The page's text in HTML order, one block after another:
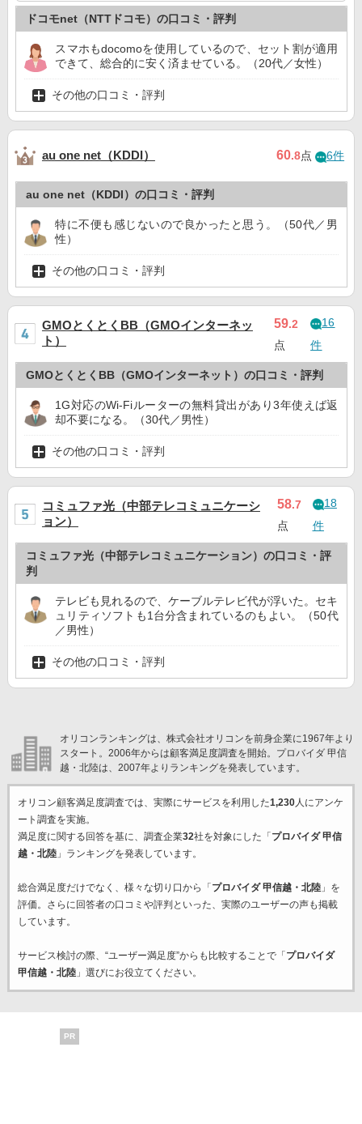
ドコモnet（NTTドコモ）の口コミ・評判
スマホもdocomoを使用しているので、セット割が適用
できて、総合的に安く済ませている。（20代／女性）
その他の口コミ・評判
au one net（KDDI） 60.8点 6件
au one net（KDDI）の口コミ・評判
特に不便も感じないので良かったと思う。（50代／男
性）
その他の口コミ・評判
GMOとくとくBB（GMOインターネッ
ト）
59.2
点
16
件
GMOとくとくBB（GMOインターネット）の口コミ・評判
1G対応のWi-Fiルーターの無料貸出があり3年使えば返
却不要になる。（30代／男性）
その他の口コミ・評判
コミュファ光（中部テレコミュニケーシ
ョン）
58.7
点
18
件
コミュファ光（中部テレコミュニケーション）の口コミ・評
判
テレビも見れるので、ケーブルテレビ代が浮いた。セキ
ュリティソフトも1台分含まれているのもよい。（50代
／男性）
その他の口コミ・評判
オリコンランキングは、株式会社オリコンを前身企業に1967年より
スタート。2006年からは顧客満足度調査を開始。プロバイダ 甲信
越・北陸は、2007年よりランキングを発表しています。
オリコン顧客満足度調査では、実際にサービスを利用した1,230人にアンケ
ート調査を実施。
満足度に関する回答を基に、調査企業32社を対象にした「 プロバイダ 甲信
越・北陸」ランキングを発表しています。
総合満足度だけでなく、様々な切り口から「 プロバイダ 甲信越・北陸」を
評価。さらに回答者の口コミや評判といった、実際のユーザーの声も掲載
しています。
サービス検討の際、“ユーザー満足度”からも比較することで「 プロバイダ
甲信越・北陸」選びにお役立てください。
PR